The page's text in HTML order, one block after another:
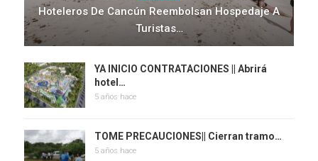
Hoteleros De Cancún Reembolsan Hospedaje A
Turistas…
YA INICIO CONTRATACIONES || Abrirá
hotel…
5 años hace
TOME PRECAUCIONES|| Cierran tramo…
5 años hace